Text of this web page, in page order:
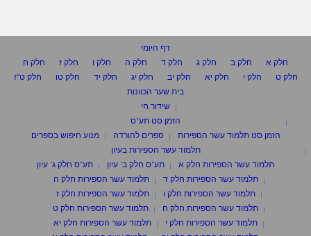
דף היומי
חלק א
חלק ב חלק ג חלק ד חלק ה חלק ו חלק ז
חלק ח
חלק ט
חלק י חלק יא חלק יב חלק יג חלק יד חלק טו
חלק ט"ז
בית שער הכוונות
שידור חי
הזמן סט תע"ס
הזמן סט תלמוד עשר הספירות
ספרים להורדה
מנוע חיפוש בספרים
תלמוד עשר הספירות בעיון
תלמוד עשר הספירות חלק א
תע"ס חלק ב' עיון
תע"ס חלק ג' עיון
תלמוד עשר הספירות חלק ד
תלמוד עשר הספירות חלק ה
תלמוד עשר הספירות חלק ו
תלמוד עשר הספירות חלק ז
תלמוד עשר הספירות חלק ח
תלמוד עשר הספירות חלק ט
תלמוד עשר הספירות חלק י
תלמוד עשר הספירות חלק יא